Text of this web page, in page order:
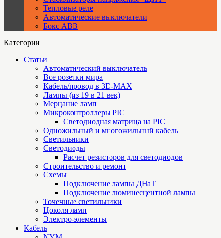
Тепловые реле
Автоматические выключатели
Бокс ABB
Категории
Статьи
Автоматический выключатель
Все розетки мира
Кабель/провод в 3D-MAX
Лампы (из 19 в 21 век)
Мерцание ламп
Микроконтроллеры PIC
Cветодиодная матрица на PIC
Одножильный и многожильный кабель
Светильники
Светодиоды
Расчет резисторов для светодиодов
Строительство и ремонт
Схемы
Подключение лампы ДНаТ
Подключение люминесцентной лампы
Точечные светильники
Цоколя ламп
Электро-элементы
Кабель